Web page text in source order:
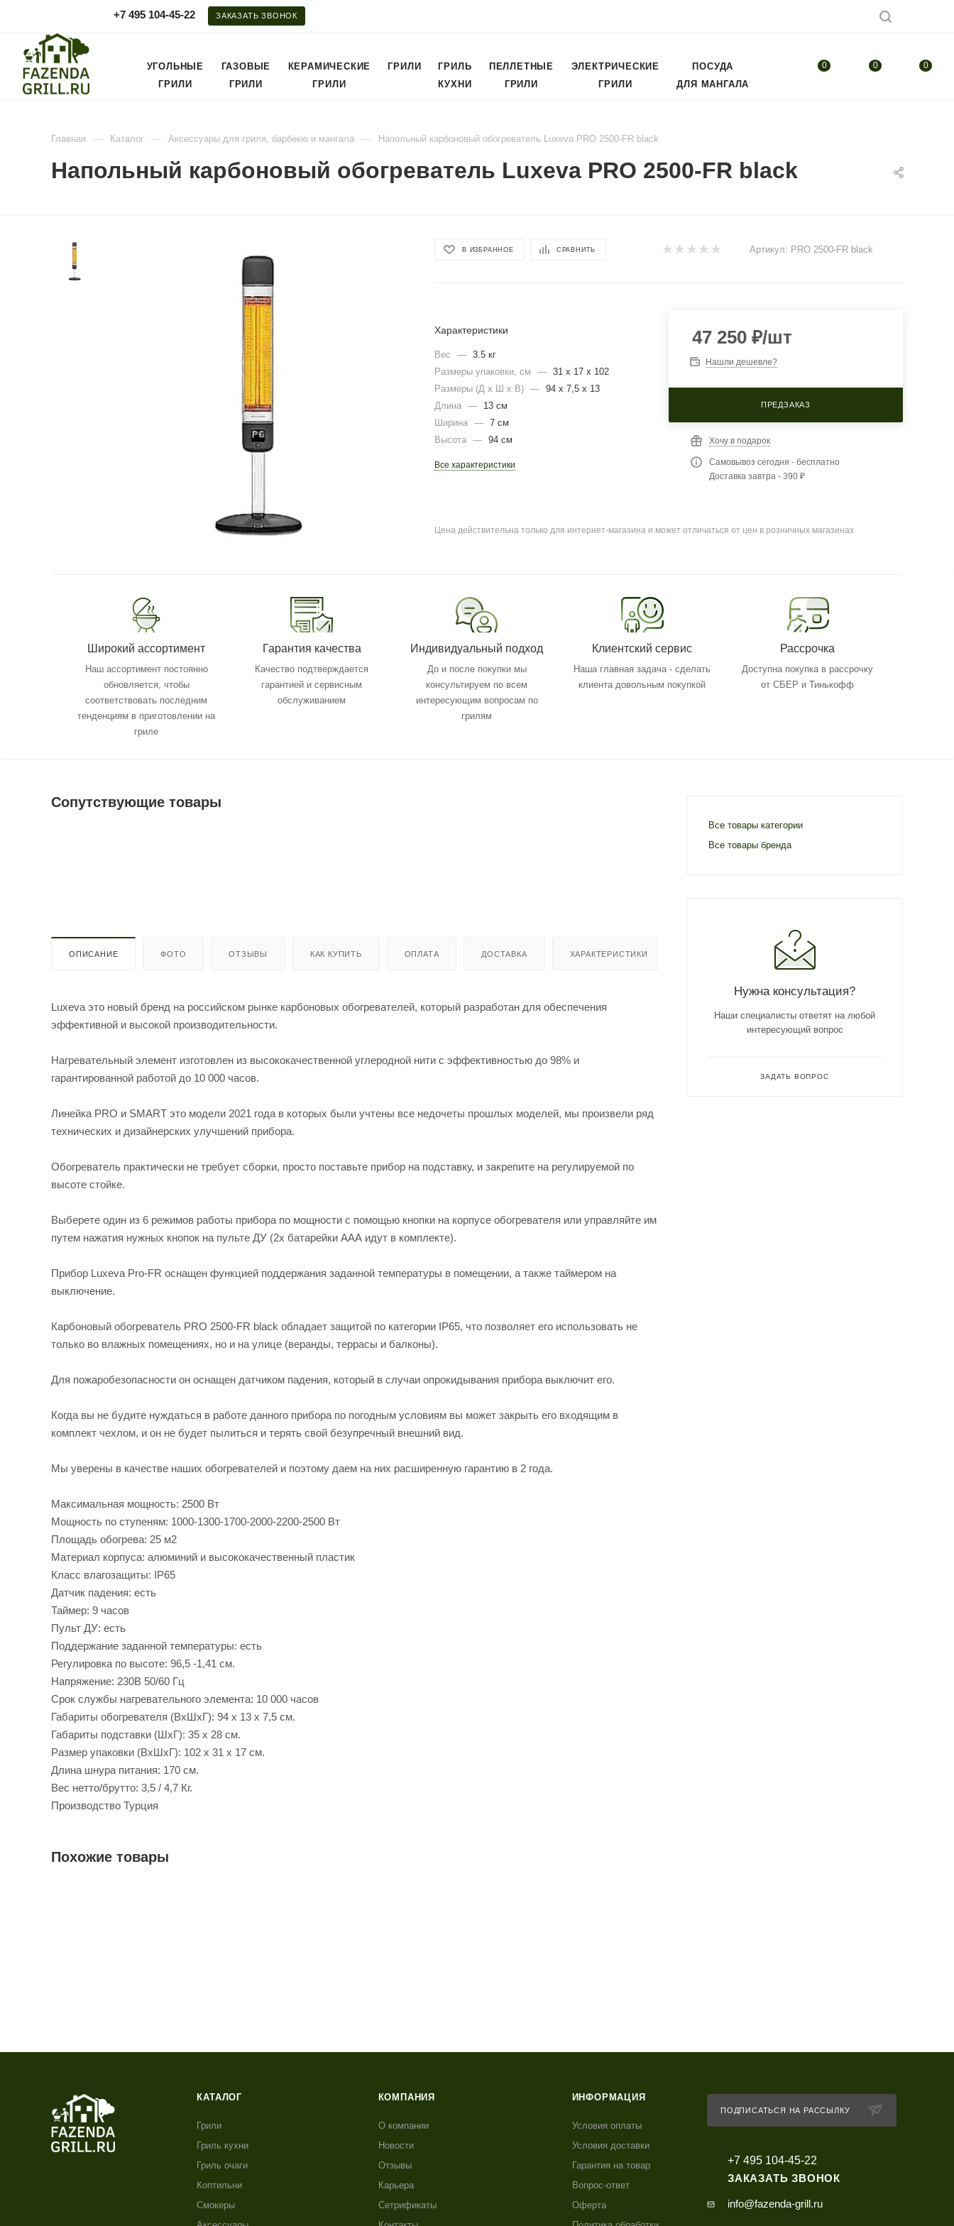
+7 495 104-45-22 ЗАКАЗАТЬ ЗВОНОК
0 0 0
УГОЛЬНЫЕ
ГРИЛИ
ГАЗОВЫЕ
ГРИЛИ
КЕРАМИЧЕСКИЕ
ГРИЛИ
ГРИЛИ
ГРИЛЬ
КУХНИ
ПЕЛЛЕТНЫЕ
ГРИЛИ
ЭЛЕКТРИЧЕСКИЕ
ГРИЛИ
ПОСУДА
ДЛЯ МАНГАЛА
Главная — Каталог — Аксессуары для гриля, барбекю и мангала — Напольный карбоновый обогреватель Luxeva PRO 2500-FR black
Напольный карбоновый обогреватель Luxeva PRO 2500-FR black
В ИЗБРАННОЕ СРАВНИТЬ Артикул: PRO 2500-FR black
Характеристики
Вес — 3.5 кг
Размеры упаковки, cм
— 31 x 17 х 102
Размеры (Д х Ш х В) — 94 х 7,5 х 13
Длина —
13 см
Ширина — 7 см
Высота — 94 см
Все характеристики
47 250 ₽/шт
Нашли дешевле?
ПРЕДЗАКАЗ
Хочу в подарок
Самовывоз сегодня - бесплатно
Доставка завтра - 390 ₽
Цена действительна только для интернет-магазина и может отличаться от цен в розничных магазинах
Широкий ассортимент
Наш ассортимент постоянно
обновляется, чтобы
соответствовать последним
тенденциям в приготовлении на
гриле
Гарантия качества
Качество подтверждается
гарантией и сервисным
обслуживанием
Индивидуальный подход
До и после покупки мы
консультируем по всем
интересующим вопросам по
грилям
Клиентский сервис
Наша главная задача - сделать
клиента довольным покупкой
Рассрочка
Доступна покупка в рассрочку
от СБЕР и Тинькофф
Сопутствующие товары
ОПИСАНИЕ ФОТО ОТЗЫВЫ КАК КУПИТЬ ОПЛАТА ДОСТАВКА ХАРАКТЕРИСТИКИ
Luxeva это новый бренд на российском рынке карбоновых обогревателей, который разработан для обеспечения
эффективной и высокой производительности.
Нагревательный элемент изготовлен из высококачественной углеродной нити с эффективностью до 98% и
гарантированной работой до 10 000 часов.
Линейка PRO и SMART это модели 2021 года в которых были учтены все недочеты прошлых моделей, мы произвели ряд
технических и дизайнерских улучшений прибора.
Обогреватель практически не требует сборки, просто поставьте прибор на подставку, и закрепите на регулируемой по
высоте стойке.
Выберете один из 6 режимов работы прибора по мощности с помощью кнопки на корпусе обогревателя или управляйте им
путем нажатия нужных кнопок на пульте ДУ (2х батарейки ААА идут в комплекте).
Прибор Luxeva Pro-FR оснащен функцией поддержания заданной температуры в помещении, а также таймером на
выключение.
Карбоновый обогреватель PRO 2500-FR black обладает защитой по категории IP65, что позволяет его использовать не
только во влажных помещениях, но и на улице (веранды, террасы и балконы).
Для пожаробезопасности он оснащен датчиком падения, который в случаи опрокидывания прибора выключит его.
Когда вы не будите нуждаться в работе данного прибора по погодным условиям вы может закрыть его входящим в
комплект чехлом, и он не будет пылиться и терять свой безупречный внешний вид.
Мы уверены в качестве наших обогревателей и поэтому даем на них расширенную гарантию в 2 года.
Максимальная мощность: 2500 Вт
Мощность по ступеням: 1000-1300-1700-2000-2200-2500 Вт
Площадь обогрева: 25 м2
Материал корпуса: алюминий и высококачественный пластик
Класс влагозащиты: IP65
Датчик падения: есть
Таймер: 9 часов
Пульт ДУ: есть
Поддержание заданной температуры: есть
Регулировка по высоте: 96,5 -1,41 см.
Напряжение: 230В 50/60 Гц
Срок службы нагревательного элемента: 10 000 часов
Габариты обогревателя (ВxШxГ): 94 x 13 x 7,5 см.
Габариты подставки (ШxГ): 35 x 28 см.
Размер упаковки (ВхШxГ): 102 x 31 x 17 см.
Длина шнура питания: 170 см.
Вес нетто/брутто: 3,5 / 4,7 Кг.
Производство Турция
Похожие товары
Все товары категории
Все товары бренда
Нужна консультация?
Наши специалисты ответят на любой
интересующий вопрос
ЗАДАТЬ ВОПРОС
КАТАЛОГ
Грили
Гриль кухни
Гриль очаги
Коптильни
Смокеры
КОМПАНИЯ
О компании
Новости
Отзывы
Карьера
Сетрификаты
ИНФОРМАЦИЯ
Условия оплаты
Условия доставки
Гарантия на товар
Вопрос-ответ
Оферта
ПОДПИСАТЬСЯ НА РАССЫЛКУ
+7 495 104-45-22
ЗАКАЗАТЬ ЗВОНОК
info@fazenda-grill.ru